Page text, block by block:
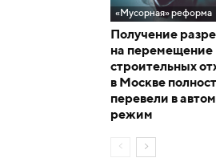
«Мусорная» реформа
Получение
на перемещение
строительных
в Москве
перевели в
режим